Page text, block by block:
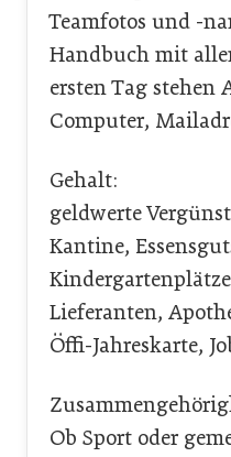
Teamfotos und -
Handbuch mit
ersten Tag stehen
Computer,
Gehalt:
geldwerte
Kantine,
Lieferanten,
Öffi-Jahreskarte,
Ob Sport oder